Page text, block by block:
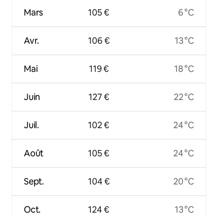
Mars
Avr.
Mai
Juin
Juil.
Août
Sept.
Oct.
105 €
106 €
119 €
127 €
102 €
105 €
104 €
124 €
6 °C
13 °C
18 °C
22 °C
24 °C
24 °C
20 °C
13 °C